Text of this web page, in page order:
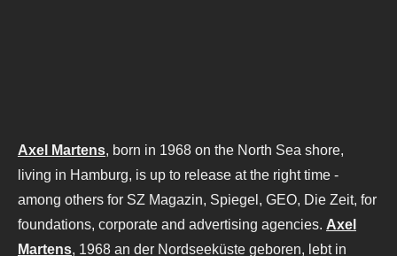
Axel Martens, born in 1968 on the North Sea shore,
living in Hamburg, is up to release at the right time -
among others for SZ Magazin, Spiegel, GEO, Die Zeit, for
foundations, corporate and advertising agencies. Axel
Martens, 1968 an der Nordseeküste geboren, lebt in